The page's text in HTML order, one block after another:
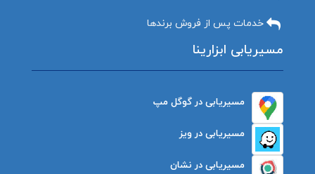
خدمات پس از فروش برندها
مسیریابی ابزارینا
مسیریابی در گوگل مپ
مسیریابی در ویز
مسیریابی در نشان